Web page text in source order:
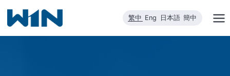
內
繁中 Eng 日本語 簡中